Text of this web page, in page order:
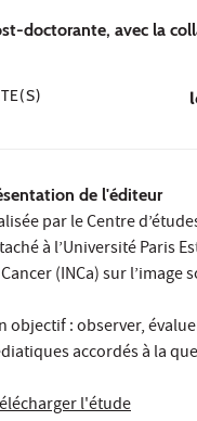
doctorante, avec la
de l'éditeur
par leCentre
à l’Université Paris
(INCa) sur l’image
objectif : observer,
accordés à la
l'étude